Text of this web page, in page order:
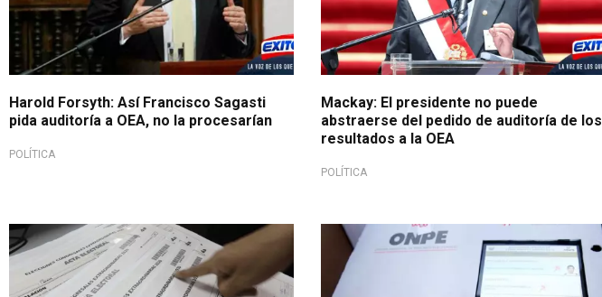
Harold Forsyth: Así Francisco Sagasti
pida auditoría a OEA, no la procesarían
POLÍTICA
Mackay: El presidente no puede
abstraerse del pedido de auditoría de los
resultados a la OEA
POLÍTICA